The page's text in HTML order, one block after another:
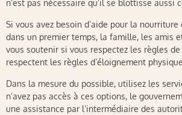
n’est pas nécessaire qu’il se blottisse aussi
Si vous avez besoin d’aide pour la
dans un premier temps, la famille, les amis
vous soutenir si vous respectez les règles de
respectent les règles d’éloignement physique.
Dans la mesure du possible, utilisez les
n’avez pas accès à ces options, le
une assistance par l’intermédiaire des